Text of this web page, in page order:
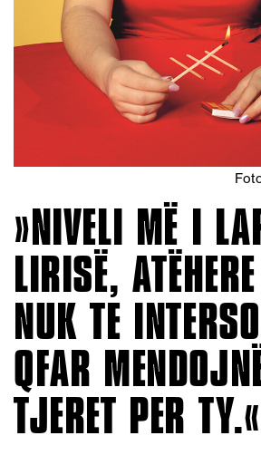
NIVELI MË I
LIRISË,
NUK TE
QFAR
TJERET PER TY.